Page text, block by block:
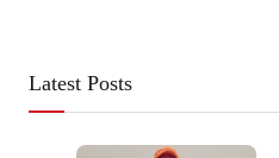
Latest Posts